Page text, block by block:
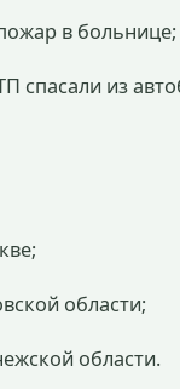
в больнице;
спасали из
области;
области.